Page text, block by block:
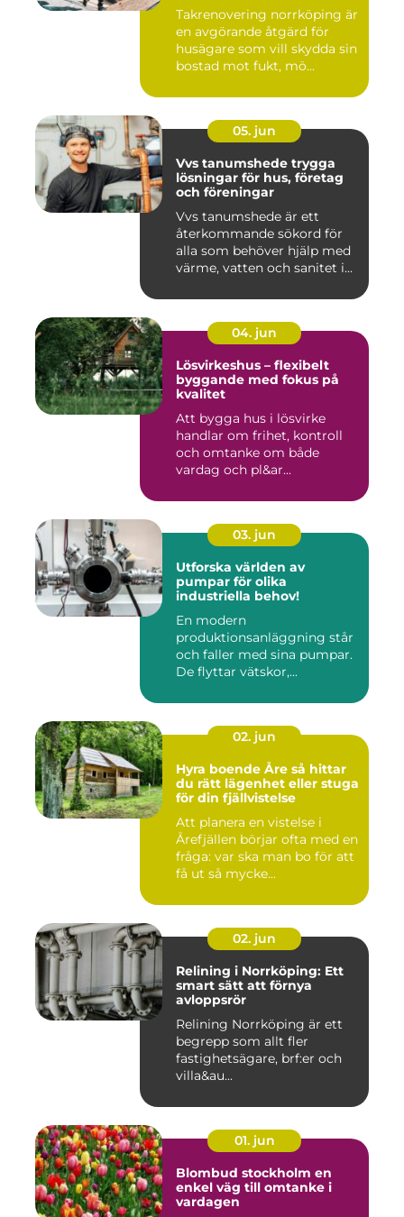
Takrenovering norrköping är
en avgörande åtgärd för
husägare som vill skydda sin
bostad mot fukt, mö...
05. jun
Vvs tanumshede trygga
lösningar för hus, företag
och föreningar
Vvs tanumshede är ett
återkommande sökord för
alla som behöver hjälp med
värme, vatten och sanitet i...
04. jun
Lösvirkeshus – flexibelt
byggande med fokus på
kvalitet
Att bygga hus i lösvirke
handlar om frihet, kontroll
och omtanke om både
vardag och pl&ar...
03. jun
Utforska världen av
pumpar för olika
industriella behov!
En modern
produktionsanläggning står
och faller med sina pumpar.
De flyttar vätskor,...
02. jun
Hyra boende Åre så hittar
du rätt lägenhet eller stuga
för din fjällvistelse
Att planera en vistelse i
Årefjällen börjar ofta med en
fråga: var ska man bo för att
få ut så mycke...
02. jun
Relining i Norrköping: Ett
smart sätt att förnya
avloppsrör
Relining Norrköping är ett
begrepp som allt fler
fastighetsägare, brf:er och
villa&au...
01. jun
Blombud stockholm en
enkel väg till omtanke i
vardagen